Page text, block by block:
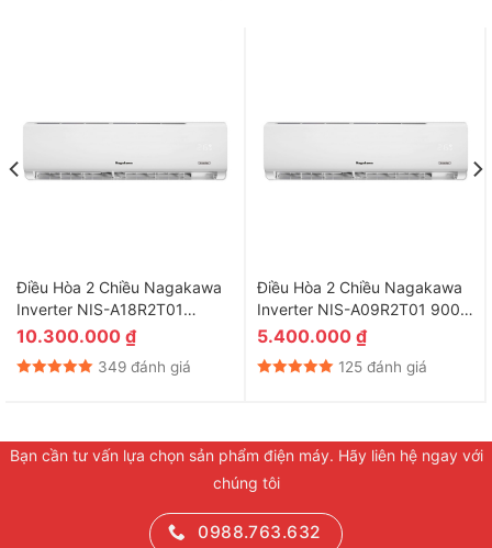
Điều Hòa 2 Chiều Nagakawa
Inverter NIS-A18R2T01
18000 BTU
10.300.000 ₫
349 đánh giá
Điều Hòa 2 Chiều Nagakawa
Inverter NIS-A09R2T01 9000
BTU
5.400.000 ₫
125 đánh giá
Bạn cần tư vấn lựa chọn sản phẩm điện máy. Hãy liên hệ ngay với
chúng tôi
0988.763.632